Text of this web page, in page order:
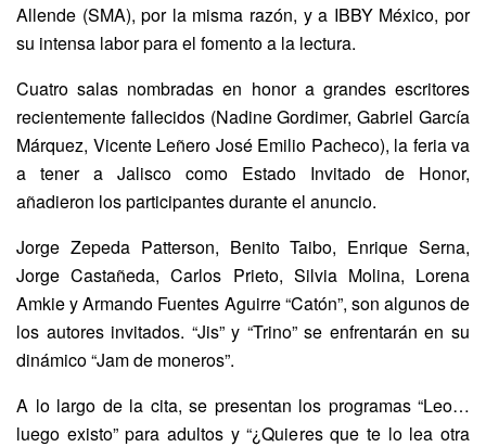
Allende (SMA), por la misma razón, y a IBBY México, por
su intensa labor para el fomento a la lectura.
Cuatro salas nombradas en honor a grandes escritores
recientemente fallecidos (Nadine Gordimer, Gabriel García
Márquez, Vicente Leñero José Emilio Pacheco), la feria va
a tener a Jalisco como Estado Invitado de Honor,
añadieron los participantes durante el anuncio.
Jorge Zepeda Patterson, Benito Taibo, Enrique Serna,
Jorge Castañeda, Carlos Prieto, Silvia Molina, Lorena
Amkie y Armando Fuentes Aguirre “Catón”, son algunos de
los autores invitados. “Jis” y “Trino” se enfrentarán en su
dinámico “Jam de moneros”.
A lo largo de la cita, se presentan los programas “Leo…
luego existo” para adultos y “¿Quieres que te lo lea otra